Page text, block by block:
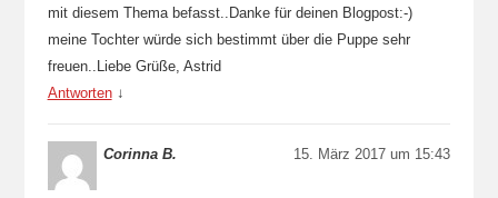
mit diesem Thema befasst..Danke für deinen Blogpost:-)
meine Tochter würde sich bestimmt über die Puppe sehr
freuen..Liebe Grüße, Astrid
Antworten ↓
Corinna B. 15. März 2017 um 15:43